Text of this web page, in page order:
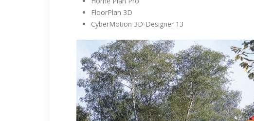
FloorPlan 3D
CyberMotion 3D-Designer 13